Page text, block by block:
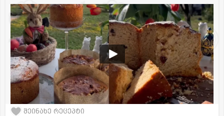
შეინახე რეცეპტი